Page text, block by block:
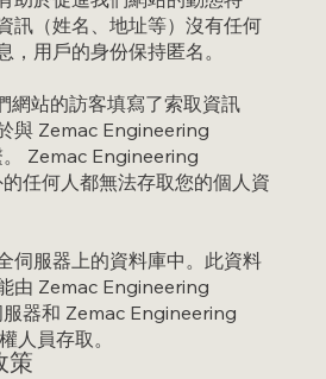
訊（姓名、地址等）沒有任何
，用戶的身份保持匿名。
網站的訪客填寫了索取資訊
與 Zemac Engineering
Zemac Engineering
任何人都無法存取您的個人資
伺服器上的資料庫中。此資料
由 Zemac Engineering
器和 Zemac Engineering
人員存取。
策